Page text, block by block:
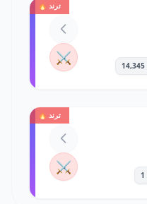
ترند 🔥
⚔️
ترند 🔥
⚔️